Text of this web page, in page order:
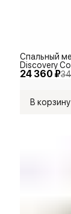
24 360 ₽
Спальный
Discovery
В корзину